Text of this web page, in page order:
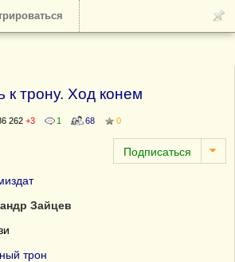
к трону. Ход конем
262 +3 1 68 0
Зайцев
трон